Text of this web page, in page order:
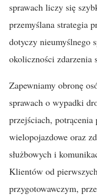
sprawach liczy się
przemyślana strategia
dotyczy nieumyślnego
okoliczności zdarzenia
Zapewniamy obronę
sprawach o wypadki
przejściach,
wielopojazdowe oraz
służbowych i
Klientów od
przygotowawczym,